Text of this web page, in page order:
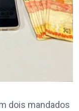
dois mandados